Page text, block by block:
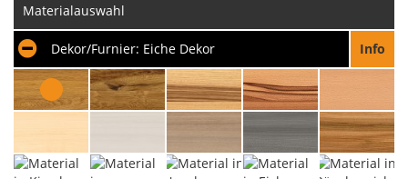
Materialauswahl
Dekor/Furnier: Eiche Dekor Info